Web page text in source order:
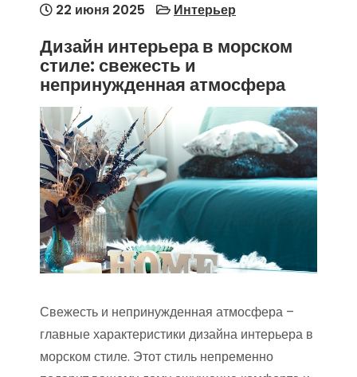
22 июня 2025 Интерьер
Дизайн интерьера в морском
стиле: свежесть и
непринужденная атмосфера
Свежесть и непринужденная атмосфера –
главные характеристики дизайна интерьера в
морском стиле. Этот стиль непременно